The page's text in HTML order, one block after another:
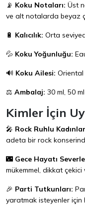
📡 Koku Notaları: Üst
ve alt notalarda beyaz
🔋 Kalıcılık: Orta
💦 Koku Yoğunluğu:
🔊 Koku Ailesi: Oriental
⚖️ Ambalaj: 30 ml, 50
Kimler İçin
🎤 Rock Ruhlu
adeta bir rock
🌃 Gece Hayatı
mükemmel, dikkat çekici
🎉 Parti Tutkunları:
yaratmak isteyenler için